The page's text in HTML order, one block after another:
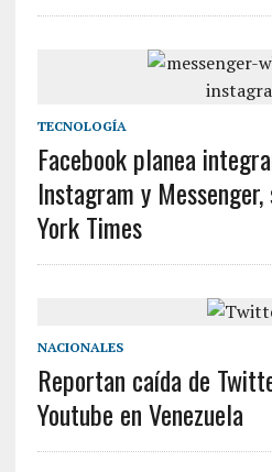
TECNOLOGÍA
Facebook planea
Instagram y
York Times
NACIONALES
Reportan caída de
Youtube en Venezuela